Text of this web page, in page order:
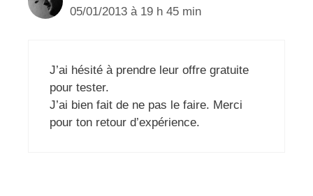
05/01/2013 à 19 h 45 min
J’ai hésité à prendre leur offre gratuite
pour tester.
J’ai bien fait de ne pas le faire. Merci
pour ton retour d’expérience.